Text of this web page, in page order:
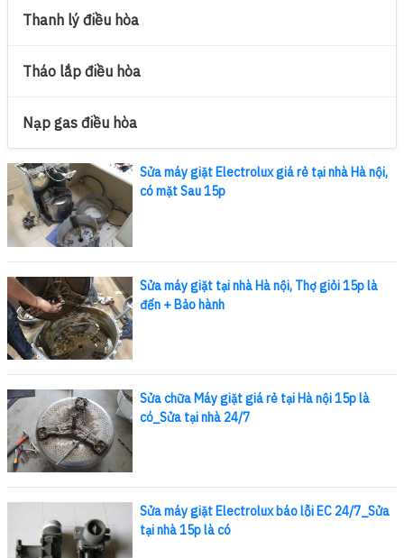
Thanh lý điều hòa
Tháo lắp điều hòa
Nạp gas điều hòa
Sửa máy giặt Electrolux giá rẻ tại nhà Hà nội,
có mặt Sau 15p
Sửa máy giặt tại nhà Hà nội, Thợ giỏi 15p là
đến + Bảo hành
Sửa chữa Máy giặt giá rẻ tại Hà nội 15p là
có_Sửa tại nhà 24/7
Sửa máy giặt Electrolux báo lỗi EC 24/7_Sửa
tại nhà 15p là có